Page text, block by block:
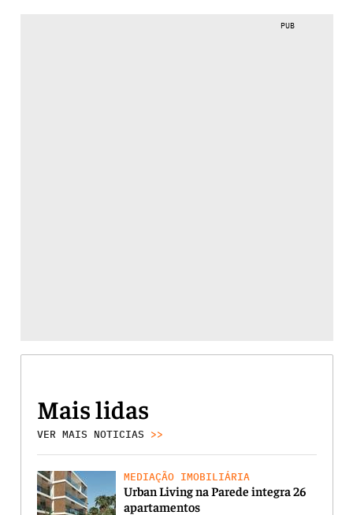
PUB
Mais lidas
VER MAIS NOTICIAS >>
MEDIAÇÃO IMOBILIÁRIA
Urban Living na Parede integra 26
apartamentos